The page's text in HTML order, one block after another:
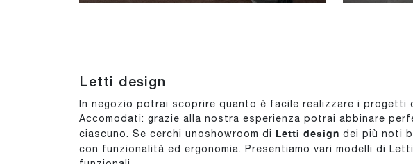
Letti design
In negozio potrai scoprire quanto è facile realizzare i
Accomodati: grazie alla nostra esperienza potrai abbinare
ciascuno. Se cerchi unoshowroom di Letti design dei più noti
con funzionalità ed ergonomia. Presentiamo vari modelli di Letti